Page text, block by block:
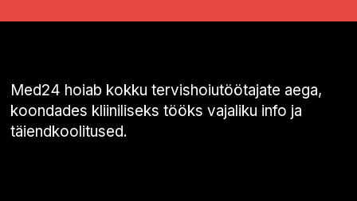
Med24 hoiab kokku tervishoiutöötajate aega,
koondades kliiniliseks tööks vajaliku info ja
täiendkoolitused.